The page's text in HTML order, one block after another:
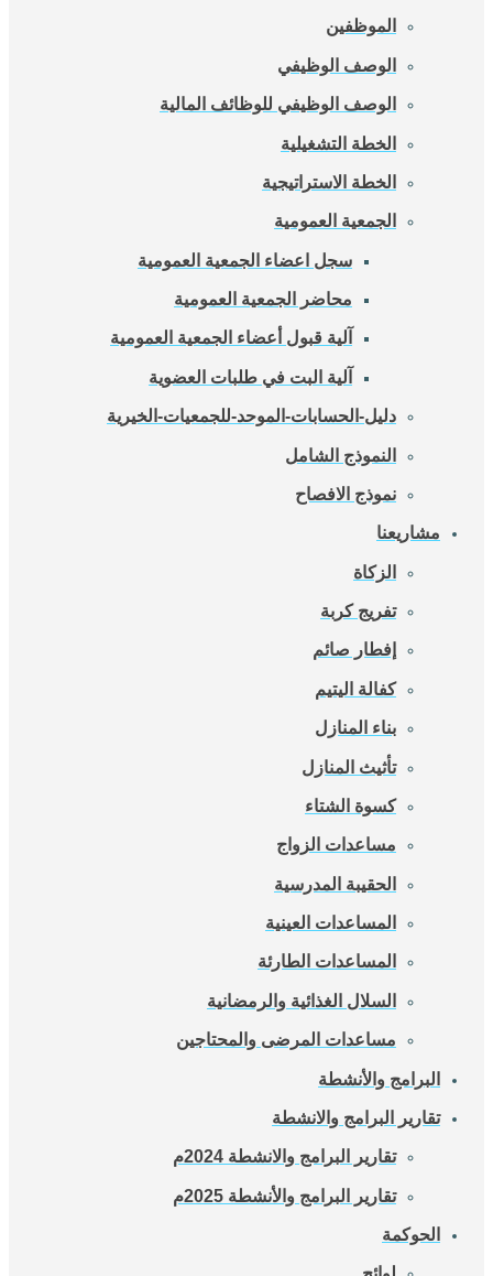
الموظفين
الوصف الوظيفي
الوصف الوظيفي للوظائف المالية
الخطة التشغيلية
الخطة الاستراتيجية
الجمعية العمومية
سجل اعضاء الجمعية العمومية
محاضر الجمعية العمومية
آلية قبول أعضاء الجمعية العمومية
آلية البت في طلبات العضوية
دليل-الحسابات-الموحد-للجمعيات-الخيرية
النموذج الشامل
نموذج الافصاح
مشاريعنا
الزكاة
تفريج كربة
إفطار صائم
كفالة اليتيم
بناء المنازل
تأثيث المنازل
كسوة الشتاء
مساعدات الزواج
الحقيبة المدرسية
المساعدات العينية
المساعدات الطارئة
السلال الغذائية والرمضانية
مساعدات المرضى والمحتاجين
البرامج والأنشطة
تقارير البرامج والانشطة
تقارير البرامج والانشطة 2024م
تقارير البرامج والأنشطة 2025م
الحوكمة